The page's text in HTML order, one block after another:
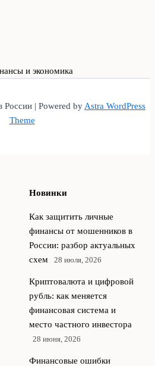
и экономика
| Powered byAstra WordPress
Theme
Новинки
Как защитить личные
финансы от мошенников в
России: разбор актуальных
схем
28 июля, 2026
Криптовалюта и цифровой
рубль: как меняется
финансовая система и
место частного инвестора
28 июня, 2026
Финансовые ошибки